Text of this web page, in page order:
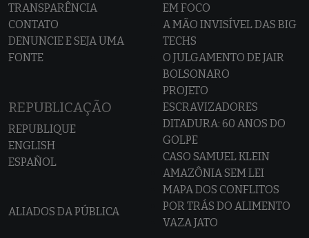
TRANSPARÊNCIA
CONTATO
DENUNCIE E SEJA UMA
FONTE
REPUBLICAÇÃO
REPUBLIQUE
ENGLISH
ESPAÑOL
ALIADOS DA PÚBLICA
EM FOCO
A MÃO INVISÍVEL DAS BIG
TECHS
O JULGAMENTO DE JAIR
BOLSONARO
PROJETO
ESCRAVIZADORES
DITADURA: 60 ANOS DO
GOLPE
CASO SAMUEL KLEIN
AMAZÔNIA SEM LEI
MAPA DOS CONFLITOS
POR TRÁS DO ALIMENTO
VAZA JATO